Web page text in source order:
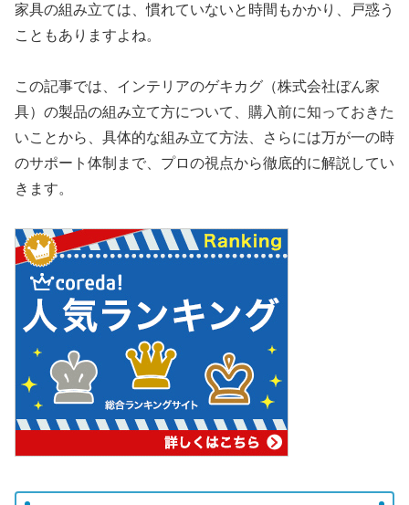
家具の組み立ては、慣れていないと時間もかかり、戸惑う
こともありますよね。
この記事では、インテリアのゲキカグ（株式会社ぼん家
具）の製品の組み立て方について、購入前に知っておきた
いことから、具体的な組み立て方法、さらには万が一の時
のサポート体制まで、プロの視点から徹底的に解説してい
きます。